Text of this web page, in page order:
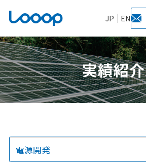
JP EN
実績紹介
電源開発